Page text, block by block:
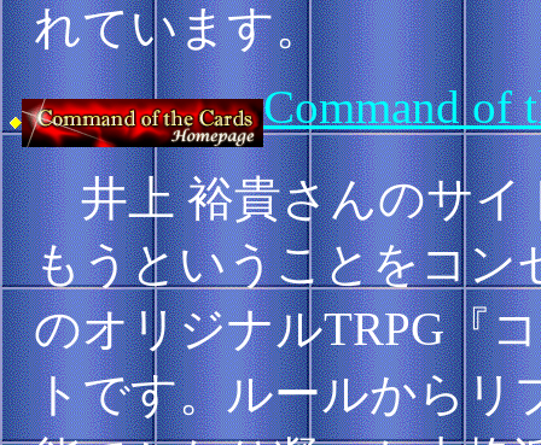
れています。
Command of
井上 裕貴さんのサイ
もうということをコン
のオリジナルTRPG『
トです。ルールからリ